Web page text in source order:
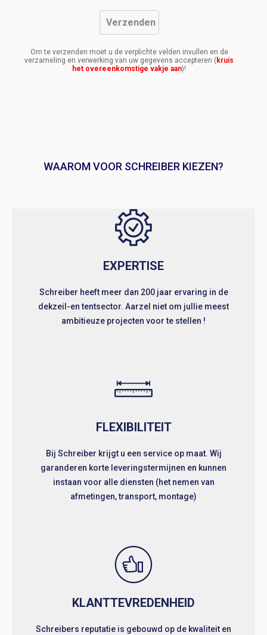
Om te verzenden moet u de verplichte velden invullen en de
verzameling en verwerking van uw gegevens accepteren (kruis
het overeenkomstige vakje aan)!
WAAROM VOOR SCHREIBER KIEZEN?
EXPERTISE
Schreiber heeft meer dan 200 jaar ervaring in de
dekzeil-en tentsector. Aarzel niet om jullie meest
ambitieuze projecten voor te stellen !
FLEXIBILITEIT
Bij Schreiber krijgt u een service op maat. Wij
garanderen korte leveringstermijnen en kunnen
instaan voor alle diensten (het nemen van
afmetingen, transport, montage)
KLANTTEVREDENHEID
Schreibers reputatie is gebouwd op de kwaliteit en